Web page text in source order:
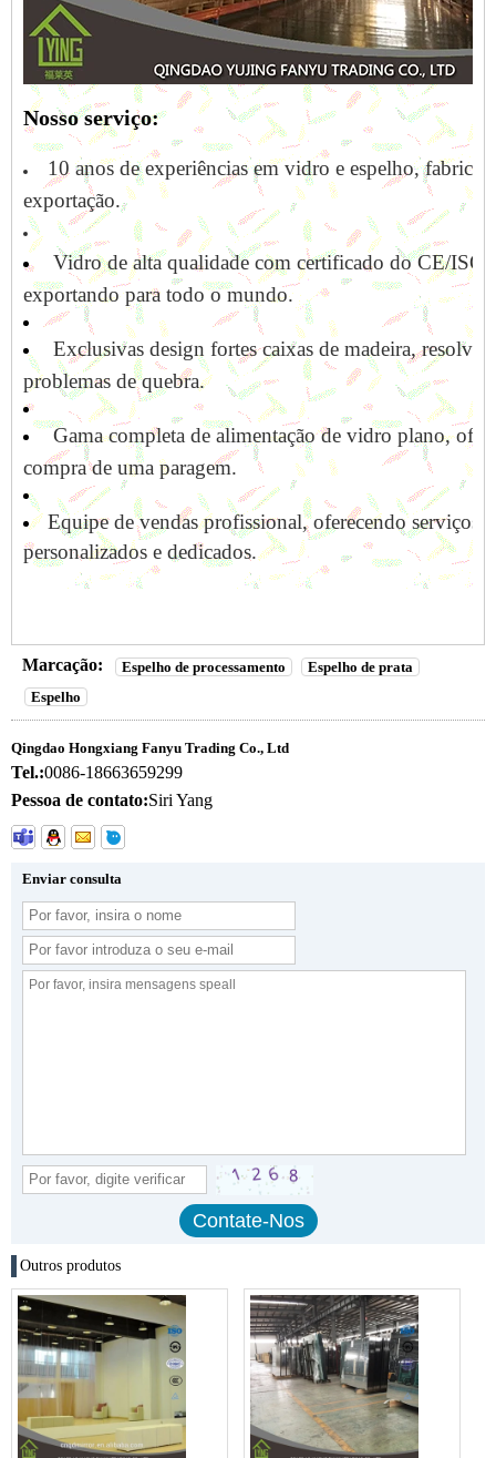
Nosso serviço:
10 anos de experiências em vidro e espelho,
exportação.
Vidro de alta qualidade com certificado do CE/ISO,
exportando para todo o mundo.
Exclusivas design fortes caixas de madeira, resolver
problemas de quebra.
Gama completa de alimentação de vidro plano,
compra de uma paragem.
Equipe de vendas profissional, oferecendo serviços
personalizados e dedicados.
Marcação: Espelho de processamento
Espelho de prata
Espelho
Qingdao Hongxiang Fanyu Trading Co., Ltd
Tel.:0086-18663659299
Pessoa de contato:Siri Yang
Enviar consulta
Outros produtos